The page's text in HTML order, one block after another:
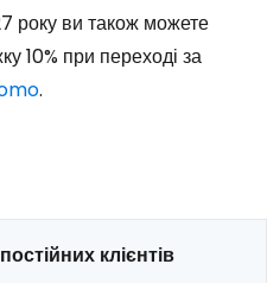
року ви також можете
10% при переході за
.
клієнтів